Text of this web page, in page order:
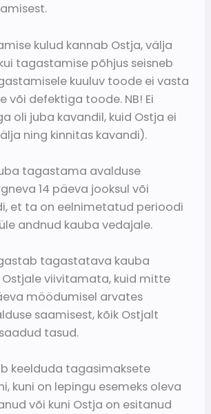
kulud kannab Ostja, välja
tagastamise põhjus seisneb
kuuluv toode ei vasta
või defektiga toode. NB! Ei
oli juba kavandil, kuid Ostja ei
ning kinnitas kavandi).
tagastama avalduse
14 päeva jooksul või
et ta on eelnimetatud perioodi
andnud kauba vedajale.
tagastatava kauba
viivitamata, kuid mitte
möödumisel arvates
saamisest, kõik Ostjalt
tasud.
keelduda tagasimaksete
kuni on lepingu esemeks oleva
või kuni Ostja on esitanud